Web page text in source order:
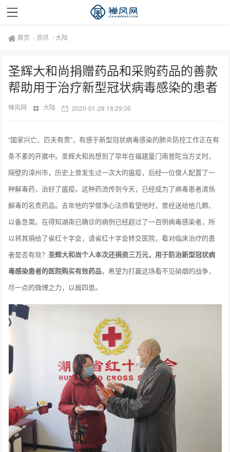
首页 - 资讯 -大陆
圣辉大和尚捐赠药品和采购药品的善款
帮助用于治疗新型冠状病毒感染的患者
禅风网 大陆 2020-01-28 18:29:36
“国家兴亡、匹夫有责”，有感于新型冠状病毒感染的肺炎防控工作正在有
条不紊的开展中。圣辉大和尚想到了早年在福建厦门南普陀当方丈时，
隔壁的漳州市，历史上曾发生过一次大的瘟疫，后经一位僧人配置了一
种解毒药，治好了瘟疫。这种药流传到今天，已经成为了病毒患者清热
解毒的名贵药品。去年他的学僧净心法师看望他时，曾经送给他几颗、
以备急需。在得知湖南已确诊的病例已经超过了一百例病毒感染者，所
以将其捐给了省红十字会，请省红十字会转交医院，看对临床治疗的患
者是否有效？圣辉大和尚个人本次还捐资三万元，用于防治新型冠状病
毒感染患者的医院购买有效药品，希望为打赢这场看不见硝烟的战争，
尽一点的微博之力，以报四恩。